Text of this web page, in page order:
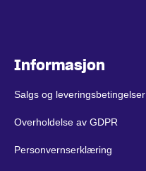
Informasjon
Salgs og leveringsbetingelser
Overholdelse av GDPR
Personvernserklæring